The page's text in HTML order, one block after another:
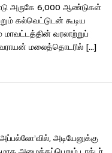
அருகே 6,000 ஆண்டுகள்
கல்வெட்டுடன் கூடிய
மாவட்டத்தின் வரலாற்றுப்
மலைத்தொடரில் […]
அடியேனுக்கு